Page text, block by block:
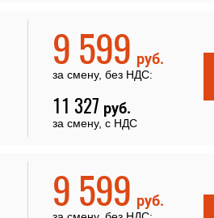
9 599руб.
за смену, без НДС:
11 327 руб.
за смену, с НДС
9 599руб.